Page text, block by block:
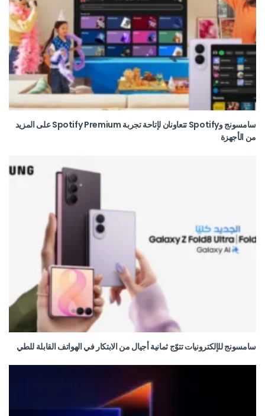
سامسونج وSpotify تتعاونان لإتاحة تجربة Spotify Premium على المزيد
من الأجهزة
سامسونج للإلكترونيات تتوّج ثمانية أجيال من الابتكار في الهواتف القابلة للطي